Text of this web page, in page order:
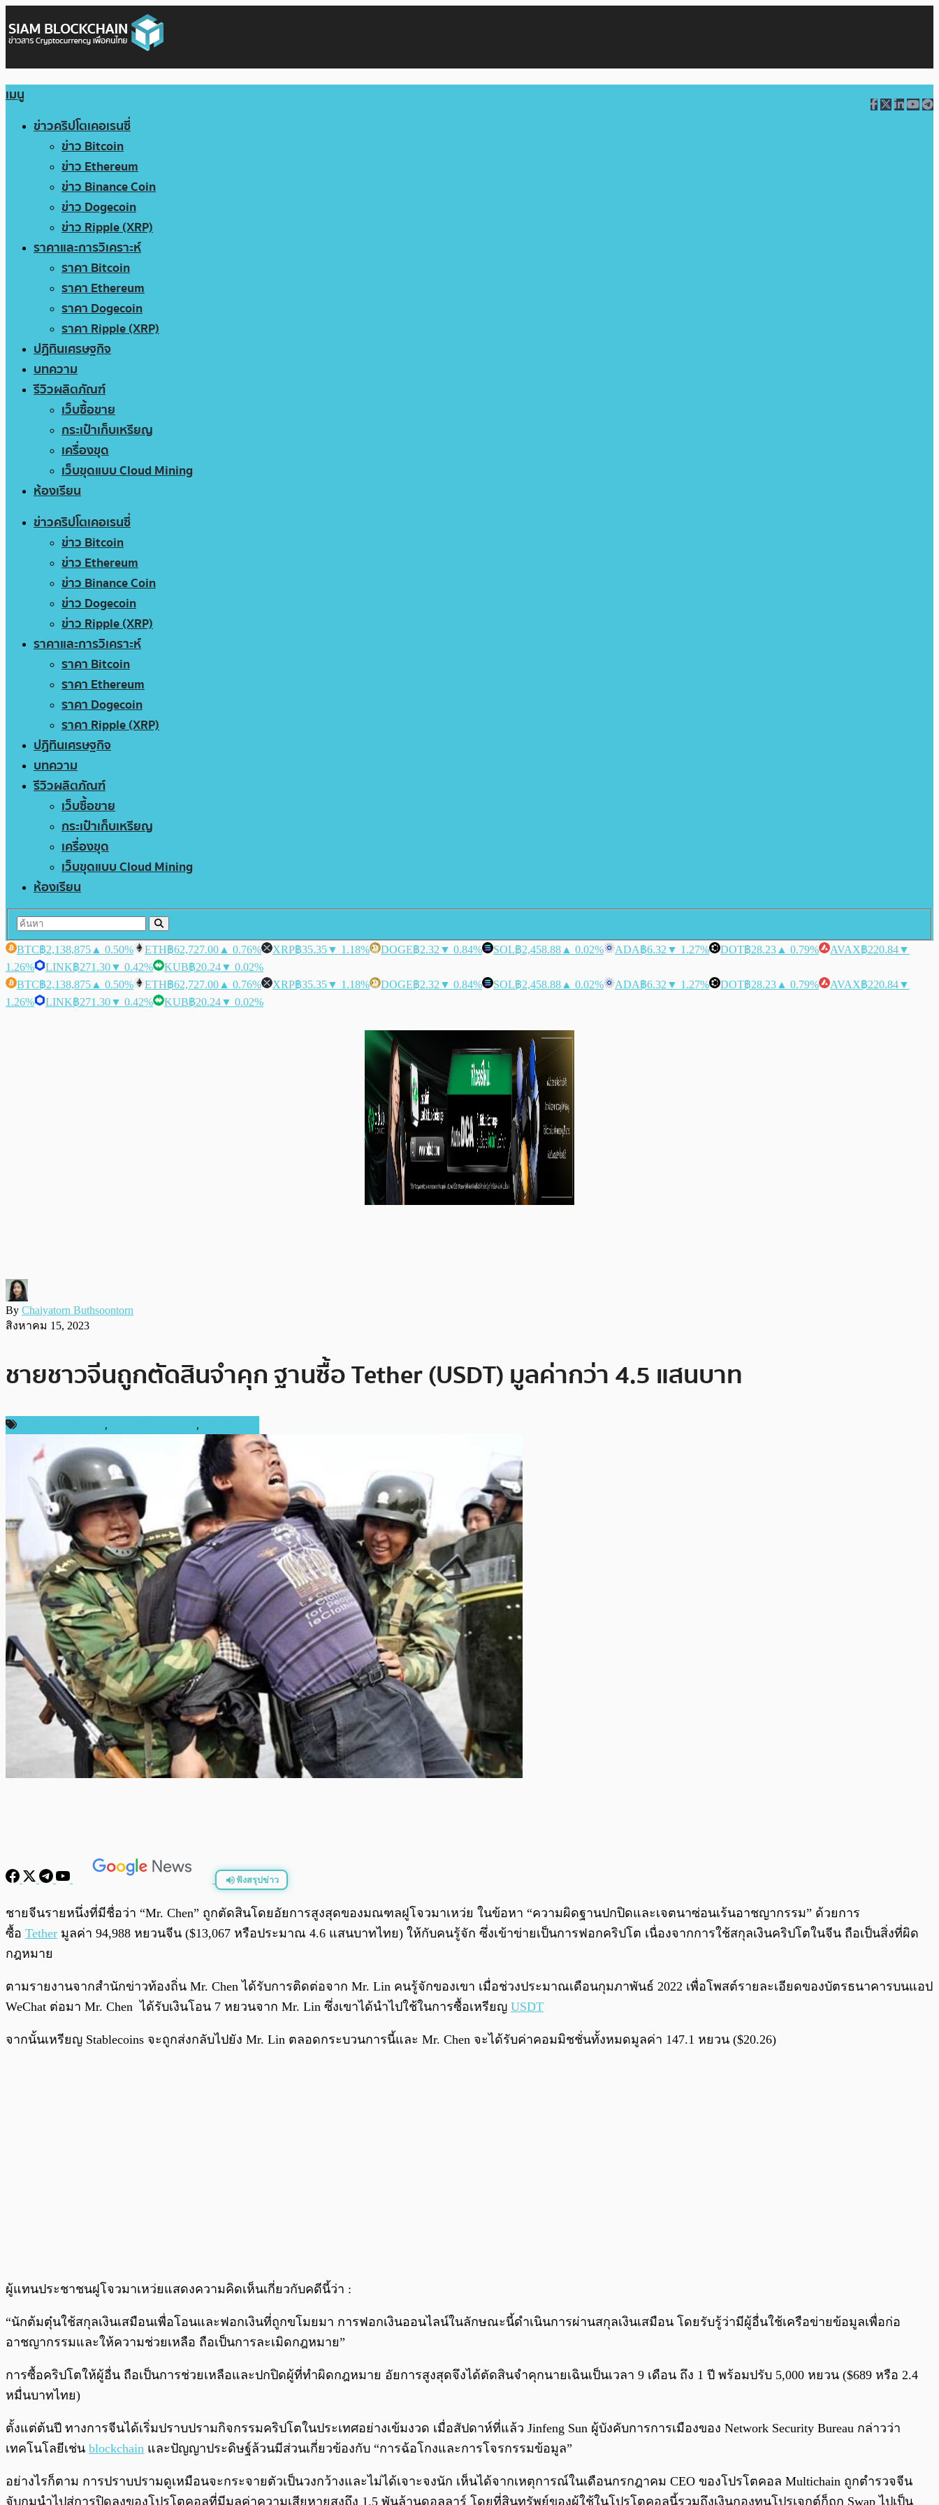
เมนู
ข่าวคริปโตเคอเรนซี่
ข่าว Bitcoin
ข่าว Ethereum
ข่าว Binance Coin
ข่าว Dogecoin
ข่าว Ripple (XRP)
ราคาและการวิเคราะห์
ราคา Bitcoin
ราคา Ethereum
ราคา Dogecoin
ราคา Ripple (XRP)
ปฏิทินเศรษฐกิจ
บทความ
รีวิวผลิตภัณฑ์
เว็บซื้อขาย
กระเป๋าเก็บเหรียญ
เครื่องขุด
เว็บขุดแบบ Cloud Mining
ห้องเรียน
ข่าวคริปโตเคอเรนซี่
ข่าว Bitcoin
ข่าว Ethereum
ข่าว Binance Coin
ข่าว Dogecoin
ข่าว Ripple (XRP)
ราคาและการวิเคราะห์
ราคา Bitcoin
ราคา Ethereum
ราคา Dogecoin
ราคา Ripple (XRP)
ปฏิทินเศรษฐกิจ
บทความ
รีวิวผลิตภัณฑ์
เว็บซื้อขาย
กระเป๋าเก็บเหรียญ
เครื่องขุด
เว็บขุดแบบ Cloud Mining
ห้องเรียน
BTC฿2,138,875 ▲ 0.50% ETH฿62,727.00 ▲ 0.76% XRP฿35.35▼ 1.18% DOGE฿2.32 ▼ 0.84% SOL฿2,458.88 ▲ 0.02% ADA฿6.32 ▼ 1.27% DOT฿28.23 ▲ 0.79% AVAX฿220.84▼
1.26%
LINK฿271.30▼ 0.42% KUB฿20.24▼ 0.02%
BTC฿2,138,875 ▲ 0.50% ETH฿62,727.00 ▲ 0.76% XRP฿35.35▼ 1.18% DOGE฿2.32 ▼ 0.84% SOL฿2,458.88 ▲ 0.02% ADA฿6.32 ▼ 1.27% DOT฿28.23 ▲ 0.79% AVAX฿220.84▼
1.26%
LINK฿271.30▼ 0.42% KUB฿20.24▼ 0.02%
By Chaiyatorn Buthsoontorn
สิงหาคม 15, 2023
ชายชาวจีนถูกตัดสินจำคุก ฐานซื้อ Tether (USDT) มูลค่ากว่า 4.5 แสนบาท
, ,
ฟังสรุปข่าว
ชายจีนรายหนึ่งที่มีชื่อว่า “Mr. Chen” ถูกตัดสินโดยอัยการสูงสุดของมณฑลฝูโจวมาเหว่ย ในข้อหา “ความผิดฐานปกปิดและเจตนาซ่อนเร้นอาชญากรรม” ด้วยการ
ซื้อ Tether มูลค่า 94,988 หยวนจีน ($13,067 หรือประมาณ 4.6 แสนบาทไทย) ให้กับคนรู้จัก ซึ่งเข้าข่ายเป็นการฟอกคริปโต เนื่องจากการใช้สกุลเงินคริปโตในจีน ถือเป็นสิ่งที่ผิด
กฎหมาย
ตามรายงานจากสำนักข่าวท้องถิ่น Mr. Chen ได้รับการติดต่อจาก Mr. Lin คนรู้จักของเขา เมื่อช่วงประมาณเดือนกุมภาพันธ์ 2022 เพื่อโพสต์รายละเอียดของบัตรธนาคารบนแอป
WeChat ต่อมา Mr. Chen ได้รับเงินโอน 7 หยวนจาก Mr. Lin ซึ่งเขาได้นำไปใช้ในการซื้อเหรียญ USDT
จากนั้นเหรียญ Stablecoins จะถูกส่งกลับไปยัง Mr. Lin ตลอดกระบวนการนี้และ Mr. Chen จะได้รับค่าคอมมิชชั่นทั้งหมดมูลค่า 147.1 หยวน ($20.26)
ผู้แทนประชาชนฝูโจวมาเหว่ยแสดงความคิดเห็นเกี่ยวกับคดีนี้ว่า :
“นักต้มตุ๋นใช้สกุลเงินเสมือนเพื่อโอนและฟอกเงินที่ถูกขโมยมา การฟอกเงินออนไลน์ในลักษณะนี้ดำเนินการผ่านสกุลเงินเสมือน โดยรับรู้ว่ามีผู้อื่นใช้เครือข่ายข้อมูลเพื่อก่อ
อาชญากรรมและให้ความช่วยเหลือ ถือเป็นการละเมิดกฎหมาย”
การซื้อคริปโตให้ผู้อื่น ถือเป็นการช่วยเหลือและปกปิดผู้ที่ทำผิดกฎหมาย อัยการสูงสุดจึงได้ตัดสินจำคุกนายเฉินเป็นเวลา 9 เดือน ถึง 1 ปี พร้อมปรับ 5,000 หยวน ($689 หรือ 2.4
หมื่นบาทไทย)
ตั้งแต่ต้นปี ทางการจีนได้เริ่มปราบปรามกิจกรรมคริปโตในประเทศอย่างเข้มงวด เมื่อสัปดาห์ที่แล้ว Jinfeng Sun ผู้บังคับการการเมืองของ Network Security Bureau กล่าวว่า
เทคโนโลยีเช่น blockchain และปัญญาประดิษฐ์ล้วนมีส่วนเกี่ยวข้องกับ “การฉ้อโกงและการโจรกรรมข้อมูล”
อย่างไรก็ตาม การปราบปรามดูเหมือนจะกระจายตัวเป็นวงกว้างและไม่ได้เจาะจงนัก เห็นได้จากเหตุการณ์ในเดือนกรกฎาคม CEO ของโปรโตคอล Multichain ถูกตำรวจจีน
จับกุมนำไปสู่การปิดลงของโปรโตคอลที่มีมูลค่าความเสียหายสูงถึง 1.5 พันล้านดอลลาร์ โดยที่สินทรัพย์ของผู้ใช้ในโปรโตคอลนี้รวมถึงเงินกองทุนโปรเจกต์ก็ถูก Swap ไปเป็น